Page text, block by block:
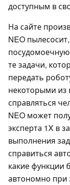
доступным в
На сайте
NEO
те задачи,
передать
некоторыми из
справляться
NEO может
эксперта 1X в
выполнения
справиться
какие функции
автономно при